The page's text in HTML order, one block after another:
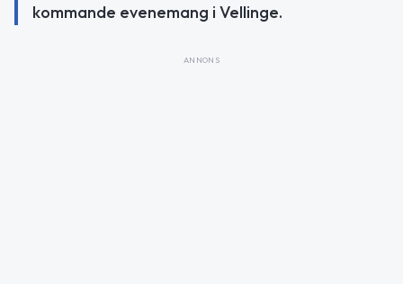
kommande evenemang i Vellinge.
ANNONS